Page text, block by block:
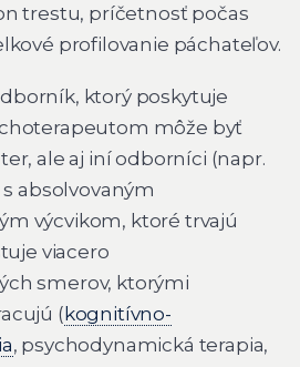
trestu, príčetnosť počas
profilovanie páchateľov.
ktorý poskytuje
môže byť
ale aj iní odborníci (napr.
absolvovaným
výcvikom, ktoré trvajú
viacero
smerov, ktorými
( kognitívno-
, psychodynamická terapia,